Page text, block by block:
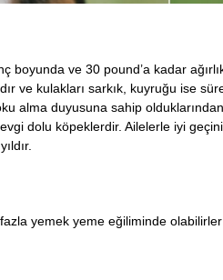
boyunda ve 30 pound’a kadar
ve kulakları sarkık, kuyruğu ise
alma duyusuna sahip
dolu köpeklerdir. Ailelerle iyi
yemek yeme eğiliminde